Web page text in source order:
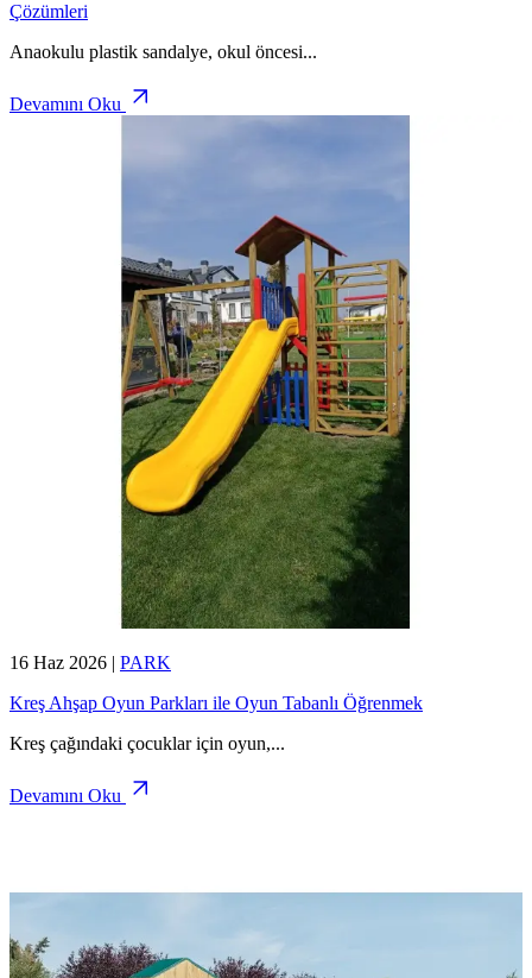
Çözümleri
Anaokulu plastik sandalye, okul öncesi...
Devamını Oku
16 Haz 2026 | PARK
Kreş Ahşap Oyun Parkları ile Oyun Tabanlı Öğrenmek
Kreş çağındaki çocuklar için oyun,...
Devamını Oku